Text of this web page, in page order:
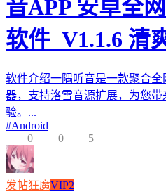
音APP 安卓全
软件_V1.1.6 清
软件介绍一隅听音是一款聚合
器，支持洛雪音源扩展，为您
验。...
#Android
0
0 5
发帖狂魔VIP2